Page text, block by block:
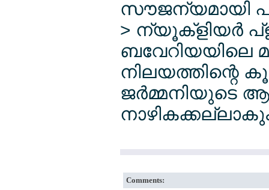
സൗജന്യമായി
> ന്യൂക്ളിയര്‍
നിലയത്തിന്റെ
ജര്‍മ്മനിയുടെ
Comments: